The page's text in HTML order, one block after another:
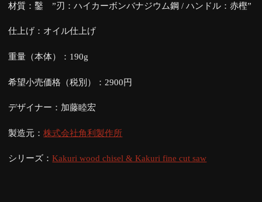
材質：鑿 ”刃：ハイカーボンバナジウム鋼 / ハンドル：赤樫”
仕上げ：オイル仕上げ
重量（本体）：190g
希望小売価格（税別）：2900円
デザイナー：加藤睦宏
製造元：株式会社角利製作所
シリーズ：Kakuri wood chisel & Kakuri fine cut saw